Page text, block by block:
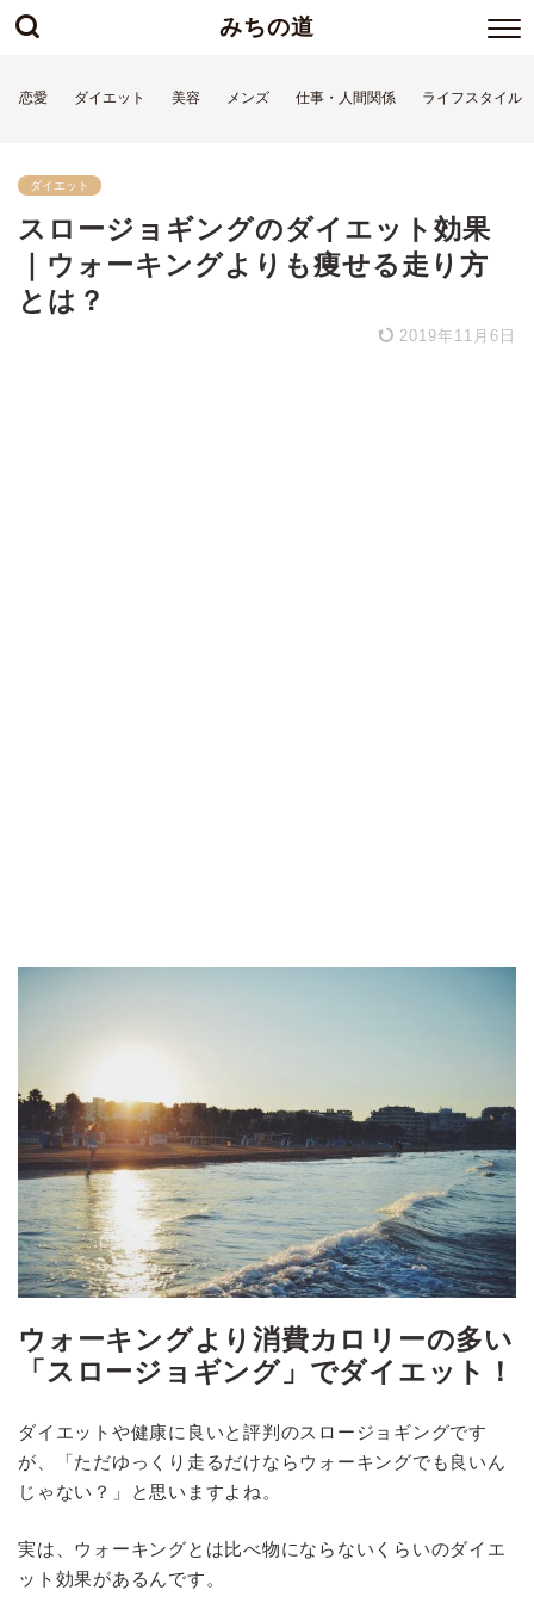
みちの道
恋愛 ダイエット 美容 メンズ 仕事・人間関係 ライフスタイル
ダイエット
スロージョギングのダイエット効果
｜ウォーキングよりも痩せる走り方
とは？
2019年11月6日
ウォーキングより消費カロリーの多い
「スロージョギング」でダイエット！
ダイエットや健康に良いと評判のスロージョギングです
が、「ただゆっくり走るだけならウォーキングでも良いん
じゃない？」と思いますよね。
実は、ウォーキングとは比べ物にならないくらいのダイエ
ット効果があるんです。